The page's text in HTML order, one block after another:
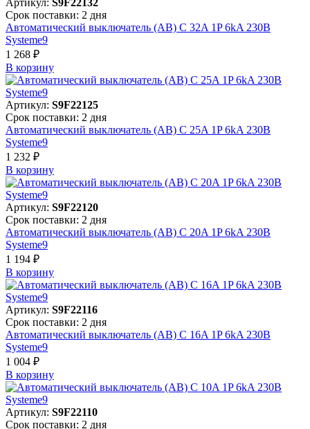
Срок поставки: 2 дня
Автоматический выключатель (АВ) C 32A 1P 6kA 230В
Systeme9
1 268 ₽
В корзинy
Артикул: S9F22125
Срок поставки: 2 дня
Автоматический выключатель (АВ) C 25A 1P 6kA 230В
Systeme9
1 232 ₽
В корзинy
Артикул: S9F22120
Срок поставки: 2 дня
Автоматический выключатель (АВ) C 20A 1P 6kA 230В
Systeme9
1 194 ₽
В корзинy
Артикул: S9F22116
Срок поставки: 2 дня
Автоматический выключатель (АВ) C 16A 1P 6kA 230В
Systeme9
1 004 ₽
В корзинy
Артикул: S9F22110
Срок поставки: 2 дня